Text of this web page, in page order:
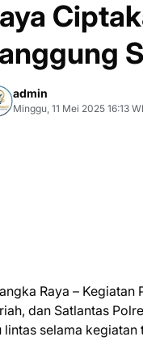
admin
Minggu, 11 Mei 2025 16:13
Raya –
dan Satlantas
lintas selama kegiatan